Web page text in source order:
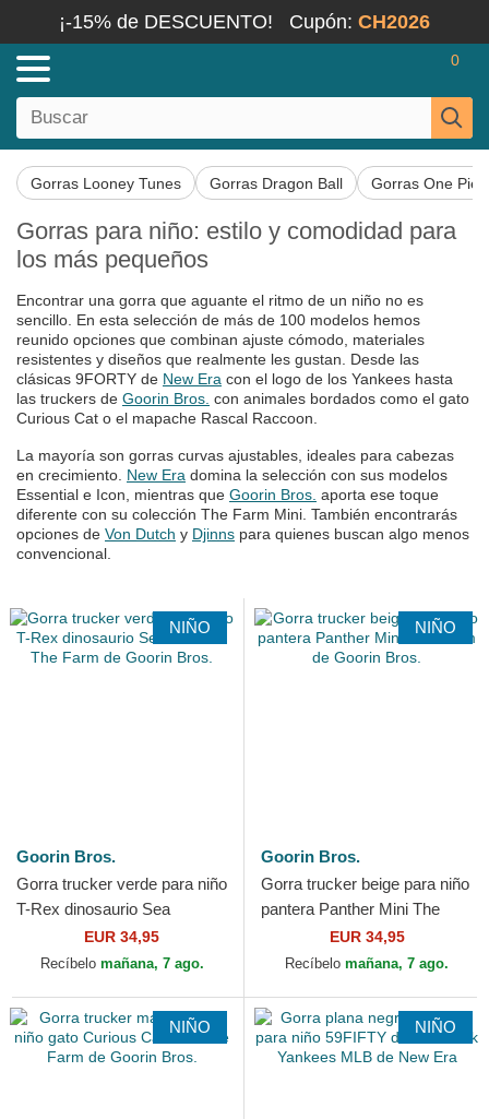
¡-15% de DESCUENTO! Cupón: CH2026
0
Gorras Looney Tunes Gorras Dragon Ball Gorras One
Gorras para niño: estilo y comodidad para
los más pequeños
Encontrar una gorra que aguante el ritmo de un niño no es
sencillo. En esta selección de más de 100 modelos hemos
reunido opciones que combinan ajuste cómodo, materiales
resistentes y diseños que realmente les gustan. Desde las
clásicas 9FORTY de New Era con el logo de los Yankees hasta
las truckers de Goorin Bros. con animales bordados como el gato
Curious Cat o el mapache Rascal Raccoon.
La mayoría son gorras curvas ajustables, ideales para cabezas
en crecimiento. New Era domina la selección con sus modelos
Essential e Icon, mientras que Goorin Bros. aporta ese toque
diferente con su colección The Farm Mini. También encontrarás
opciones de Von Dutch y Djinns para quienes buscan algo menos
convencional.
NIÑO
Goorin Bros.
Gorra trucker verde para niño
T-Rex dinosaurio Sea
Monster The Farm de Goorin
Bros.
EUR 34,95
Recíbelo mañana, 7 ago.
NIÑO
Goorin Bros.
Gorra trucker beige para niño
pantera Panther Mini The
Farm de Goorin Bros.
EUR 34,95
Recíbelo mañana, 7 ago.
NIÑO NIÑO